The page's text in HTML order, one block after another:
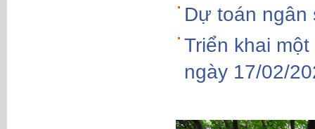
Dự toán ngân
Triển khai
ngày 17/02/